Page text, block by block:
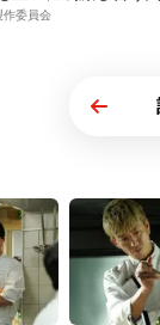
作委員会